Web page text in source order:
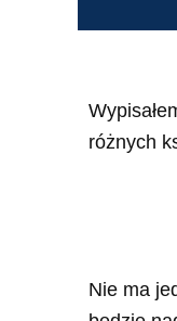
różnych
Nie ma